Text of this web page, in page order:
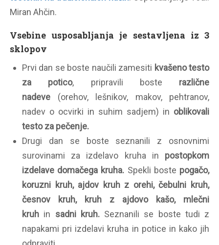
Miran Ahčin.
Vsebine usposabljanja je sestavljena iz 3
sklopov
Prvi dan se boste naučili zamesiti kvašeno testo
za potico, pripravili boste različne
nadeve (orehov, lešnikov, makov, pehtranov,
nadev o ocvirki in suhim sadjem) in oblikovali
testo za pečenje.
Drugi dan se boste seznanili z osnovnimi
surovinami za izdelavo kruha in postopkom
izdelave domačega kruha. Spekli boste pogačo,
koruzni kruh, ajdov kruh z orehi, čebulni kruh,
česnov kruh, kruh z ajdovo kašo, mlečni
kruh in sadni kruh.Seznanili se boste tudi z
napakami pri izdelavi kruha in potice in kako jih